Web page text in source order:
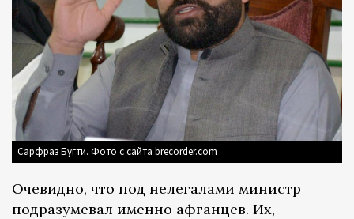
Сарфраз Бугти. Фото с сайта brecorder.com
Очевидно, что под нелегалами министр
подразумевал именно афганцев. Их,